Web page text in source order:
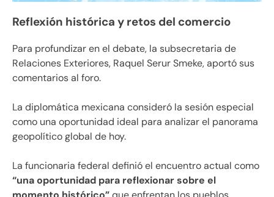
Reflexión histórica y retos del comercio
Para profundizar en el debate, la subsecretaria de
Relaciones Exteriores, Raquel Serur Smeke, aportó sus
comentarios al foro.
La diplomática mexicana consideró la sesión especial
como una oportunidad ideal para analizar el panorama
geopolítico global de hoy.
La funcionaria federal definió el encuentro actual como
“una oportunidad para reflexionar sobre el